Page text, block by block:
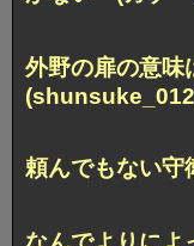
外野の扉の意
頼んでもない